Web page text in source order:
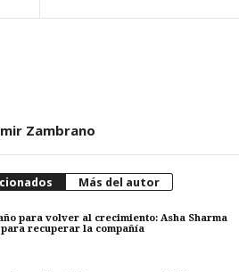
Zambrano
Más del autor
para volver al crecimiento: Asha Sharma
recuperar la compañía